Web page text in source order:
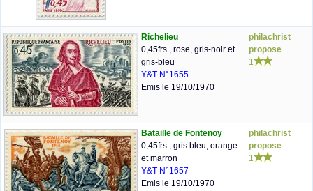
Richelieu
0,45frs., rose, gris-noir et
gris-bleu
Y&T N°1655
Emis le 19/10/1970
philachrist
propose
1
Bataille de Fontenoy
0,45frs., gris bleu, orange
et marron
Y&T N°1657
Emis le 19/10/1970
philachrist
propose
1